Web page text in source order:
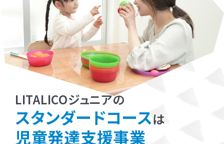
LITALICOジュニアの
スタンダードコースは
児童発達支援事業